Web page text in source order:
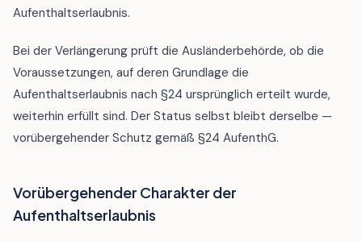
Aufenthaltserlaubnis.
Bei der Verlängerung prüft die Ausländerbehörde, ob die
Voraussetzungen, auf deren Grundlage die
Aufenthaltserlaubnis nach §24 ursprünglich erteilt wurde,
weiterhin erfüllt sind. Der Status selbst bleibt derselbe —
vorübergehender Schutz gemäß §24 AufenthG.
Vorübergehender Charakter der
Aufenthaltserlaubnis